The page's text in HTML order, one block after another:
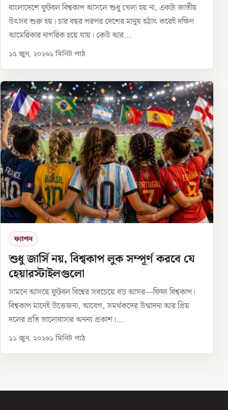
বাংলাদেশে ফুটবল বিশ্বকাপ আসলে শুধু খেলা হয় না, একটা জাতীয়
উৎসব শুরু হয়। চার বছর পরপর দেশের মানুষ হঠাৎ করেই দক্ষিণ
আমেরিকার নাগরিক হয়ে যায়। কেউ আর...
১৫ জুন, ২০২৬১ মিনিট পাঠ
ফ্যাশন
শুধু জার্সি নয়, বিশ্বকাপ লুক সম্পূর্ণ করবে যে
হেয়ারস্টাইলগুলো
সামনে আসছে ফুটবল বিশ্বের সবচেয়ে বড় আসর—ফিফা বিশ্বকাপ।
বিশ্বকাপ মানেই উত্তেজনা, আবেগ, সমর্থকদের উন্মাদনা আর প্রিয়
দলের প্রতি ভালোবাসার অনন্য প্রকাশ।...
১১ জুন, ২০২৬১ মিনিট পাঠ